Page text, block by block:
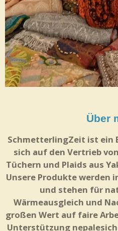
Über
SchmetterlingZeit ist ein
sich auf den Vertrieb
Tüchern und Plaids aus
Unsere Produkte werden
und stehen für
Wärmeausgleich und
großen Wert auf faire
Unterstützung